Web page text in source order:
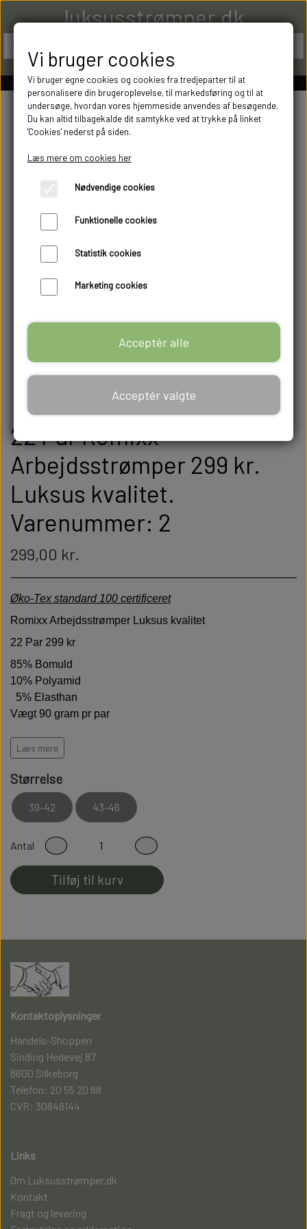
luksusstrømper.dk
22 Par Romixx
Arbejdsstrømper 299 kr.
Luksus kvalitet.
Varenummer: 2
299,00 kr.
Øko-Tex standard 100 certificeret
Romixx Arbejdsstrømper Luksus kvalitet
22 Par 299 kr
85% Bomuld
10% Polyamid
5% Elasthan
Vægt 90 gram pr par
Høj kvalitet er bløde behagelige og holdbare
Har termoaktive egenskaber
temperaturregulerende
Modstandsdygtige over for slid
Sidder perfekt på foden
100% Fnullerfri
Læs mere
Størrelse
39-42 43-46
Antal
Tilføj til kurv
Kontaktoplysninger
Handels-Shoppen
Sinding Hedevej 87
8600 Silkeborg
Telefon: 20 55 20 88
CVR: 30848144
Links
Om Luksusstrømper.dk
Kontakt
Fragt og levering
Vi bruger cookies
Vi bruger egne cookies og cookies fra tredjeparter til at
personalisere din brugeroplevelse, til markedsføring og til at
undersøge, hvordan vores hjemmeside anvendes af besøgende.
Du kan altid tilbagekalde dit samtykke ved at trykke på linket
'Cookies' nederst på siden.
Læs mere om cookies her
Nødvendige cookies
Funktionelle cookies
Statistik cookies
Marketing cookies
Acceptér alle
Acceptér valgte